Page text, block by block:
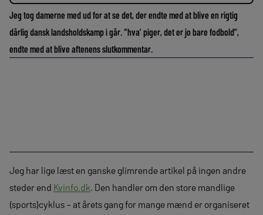
Jeg tog damerne med ud for at se det, der endte med at blive en rigtig
dårlig dansk landsholdskamp i går. “hva’ piger, det er jo bare fodbold”,
endte med at blive aftenens slutkommentar.
Jeg har lige læst en ganske glimrende artikel på ingen andre
steder end Kvinfo.dk. Den handler om den store mandlige
(sports)cyklus – at årets gang for mange mænd er organiseret